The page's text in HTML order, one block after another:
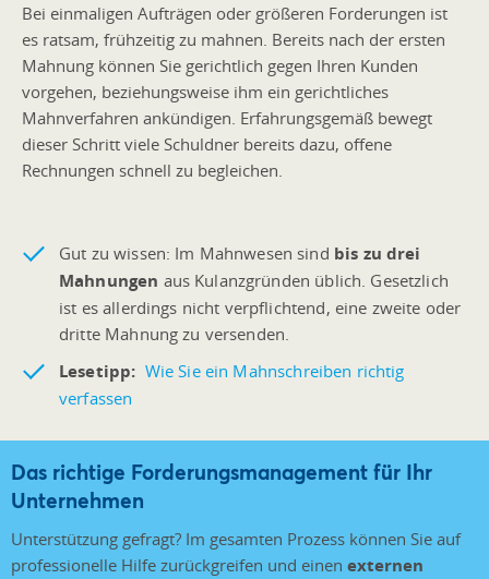
Bei einmaligen Aufträgen oder größeren Forderungen ist
es ratsam, frühzeitig zu mahnen. Bereits nach der ersten
Mahnung können Sie gerichtlich gegen Ihren Kunden
vorgehen, beziehungsweise ihm ein gerichtliches
Mahnverfahren ankündigen. Erfahrungsgemäß bewegt
dieser Schritt viele Schuldner bereits dazu, offene
Rechnungen schnell zu begleichen.
Gut zu wissen: Im Mahnwesen sind bis zu drei
Mahnungen aus Kulanzgründen üblich. Gesetzlich
ist es allerdings nicht verpflichtend, eine zweite oder
dritte Mahnung zu versenden.
Lesetipp: Wie Sie ein Mahnschreiben richtig
verfassen
Das richtige Forderungsmanagement für Ihr
Unternehmen
Unterstützung gefragt? Im gesamten Prozess können Sie auf
professionelle Hilfe zurückgreifen und einen externen